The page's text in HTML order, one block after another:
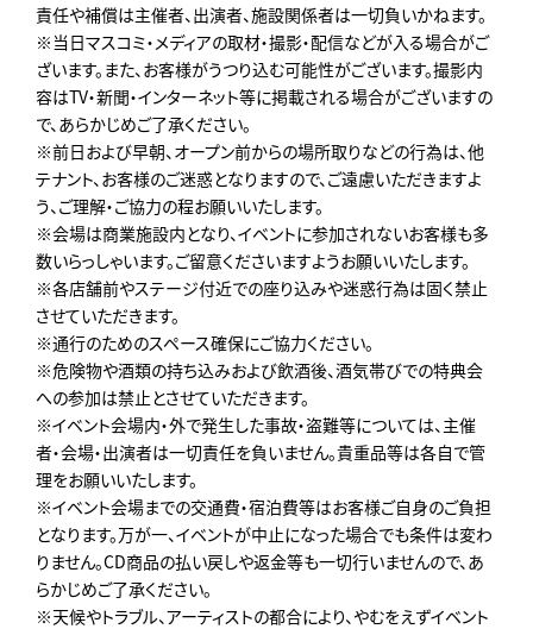
責任や補償は主催者、出演者、施設関係者は一切負いかねます。
※当日マスコミ・メディアの取材・撮影・配信などが入る場合がご
ざいます。また、お客様がうつり込む可能性がございます。撮影内
容はTV・新聞・インターネット等に掲載される場合がございますの
で、あらかじめご了承ください。
※前日および早朝、オープン前からの場所取りなどの行為は、他
テナント、お客様のご迷惑となりますので、ご遠慮いただきますよ
う、ご理解・ご協力の程お願いいたします。
※会場は商業施設内となり、イベントに参加されないお客様も多
数いらっしゃいます。ご留意くださいますようお願いいたします。
※各店舗前やステージ付近での座り込みや迷惑行為は固く禁止
させていただきます。
※通行のためのスペース確保にご協力ください。
※危険物や酒類の持ち込みおよび飲酒後、酒気帯びでの特典会
への参加は禁止とさせていただきます。
※イベント会場内・外で発生した事故・盗難等については、主催
者・会場・出演者は一切責任を負いません。貴重品等は各自で管
理をお願いいたします。
※イベント会場までの交通費・宿泊費等はお客様ご自身のご負担
となります。万が一、イベントが中止になった場合でも条件は変わ
りません。CD商品の払い戻しや返金等も一切行いませんので、あ
らかじめご了承ください。
※天候やトラブル、アーティストの都合により、やむをえずイベント